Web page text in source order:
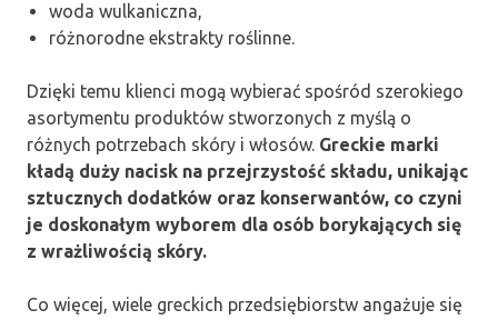
woda wulkaniczna,
różnorodne ekstrakty roślinne.
Dzięki temu klienci mogą wybierać spośród szerokiego
asortymentu produktów stworzonych z myślą o
różnych potrzebach skóry i włosów. Greckie marki
kładą duży nacisk na przejrzystość składu, unikając
sztucznych dodatków oraz konserwantów, co czyni
je doskonałym wyborem dla osób borykających się
z wrażliwością skóry.
Co więcej, wiele greckich przedsiębiorstw angażuje się